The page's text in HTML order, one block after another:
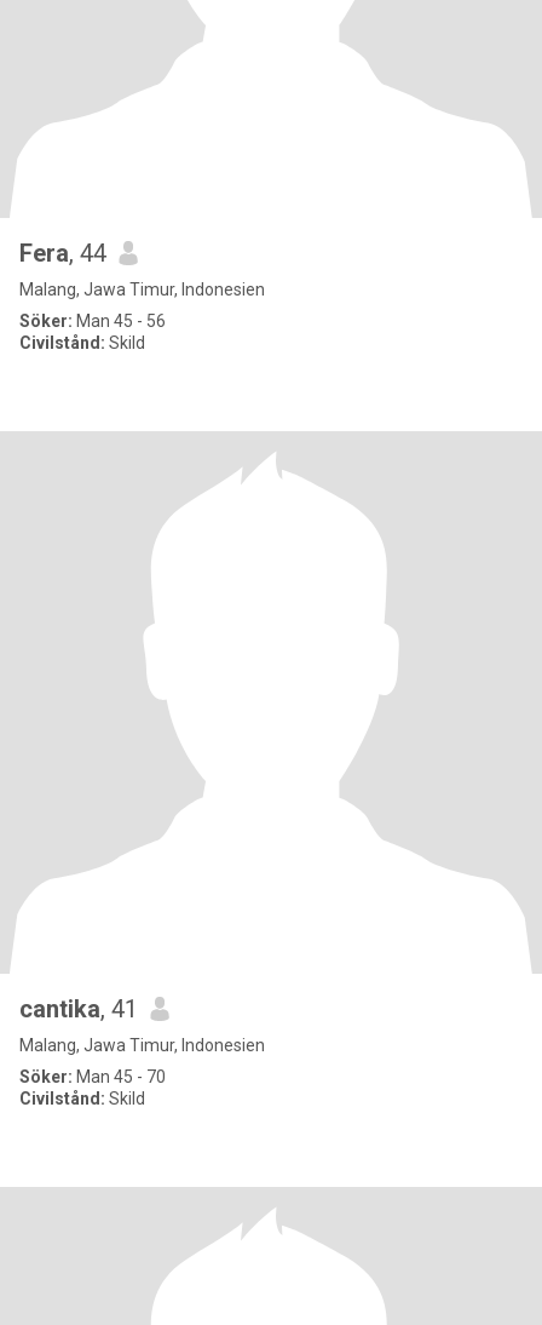
Fera, 44
Malang, Jawa Timur, Indonesien
Söker: Man 45 - 56
Civilstånd: Skild
cantika, 41
Malang, Jawa Timur, Indonesien
Söker: Man 45 - 70
Civilstånd: Skild